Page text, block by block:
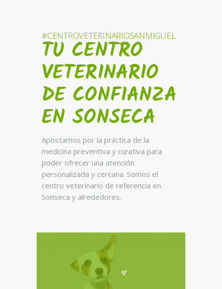
#CENTROVETERINARIOSANMIGUEL
TU CENTRO
VETERINARIO
DE CONFIANZA
EN SONSECA
Apostamos por la práctica de la
medicina preventiva y curativa para
poder ofrecer una atención
personalizada y cercana. Somos el
centro veterinario de referencia en
Sonseca y alrededores.